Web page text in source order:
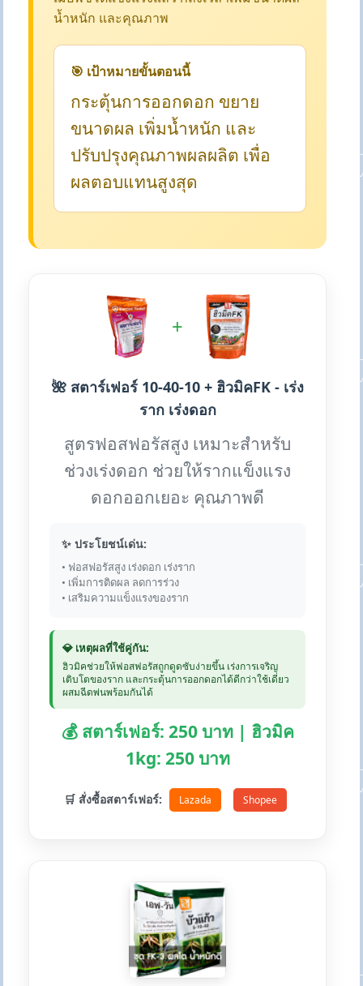
น้ำหนัก และคุณภาพ
🎯 เป้าหมายขั้นตอนนี้
กระตุ้นการออกดอก ขยาย
ขนาดผล เพิ่มน้ำหนัก และ
ปรับปรุงคุณภาพผลผลิต เพื่อ
ผลตอบแทนสูงสุด
+
🌺 สตาร์เฟอร์ 10-40-10 + ฮิวมิคFK - เร่ง
ราก เร่งดอก
สูตรฟอสฟอรัสสูง เหมาะสำหรับ
ช่วงเร่งดอก ช่วยให้รากแข็งแรง
ดอกออกเยอะ คุณภาพดี
✨ ประโยชน์เด่น:
• ฟอสฟอรัสสูง เร่งดอก เร่งราก
• เพิ่มการติดผล ลดการร่วง
• เสริมความแข็งแรงของราก
💎 เหตุผลที่ใช้คู่กัน:
ฮิวมิคช่วยให้ฟอสฟอรัสถูกดูดซับง่ายขึ้น เร่งการเจริญ
เติบโตของราก และกระตุ้นการออกดอกได้ดีกว่าใช้เดี่ยว
ผสมฉีดพ่นพร้อมกันได้
💰 สตาร์เฟอร์: 250 บาท | ฮิวมิค
1kg: 250 บาท
🛒 สั่งซื้อสตาร์เฟอร์: Lazada Shopee